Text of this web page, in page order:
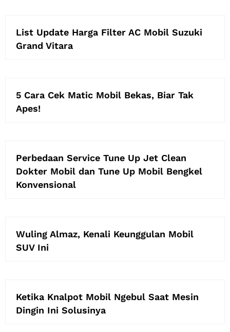
List Update Harga Filter AC Mobil Suzuki
Grand Vitara
5 Cara Cek Matic Mobil Bekas, Biar Tak
Apes!
Perbedaan Service Tune Up Jet Clean
Dokter Mobil dan Tune Up Mobil Bengkel
Konvensional
Wuling Almaz, Kenali Keunggulan Mobil
SUV Ini
Ketika Knalpot Mobil Ngebul Saat Mesin
Dingin Ini Solusinya